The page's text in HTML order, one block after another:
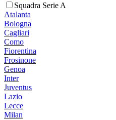
Squadra Serie A
Atalanta
Bologna
Cagliari
Como
Fiorentina
Frosinone
Genoa
Inter
Juventus
Lazio
Lecce
Milan